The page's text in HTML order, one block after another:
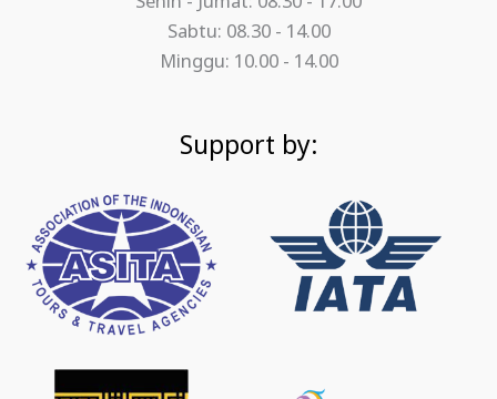
Sabtu: 08.30 - 14.00
Minggu: 10.00 - 14.00
Support by: